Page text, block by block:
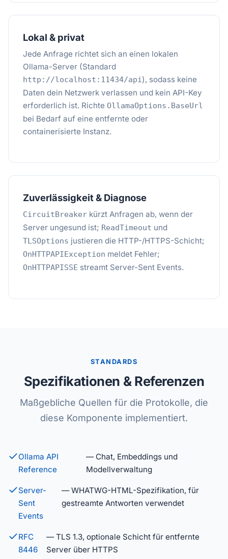
Lokal & privat
Jede Anfrage richtet sich an einen lokalen
Ollama-Server (Standard
http://localhost:11434/api), sodass keine
Daten dein Netzwerk verlassen und kein API-Key
erforderlich ist. Richte OllamaOptions.BaseUrl
bei Bedarf auf eine entfernte oder
containerisierte Instanz.
Zuverlässigkeit & Diagnose
CircuitBreaker kürzt Anfragen ab, wenn der
Server ungesund ist; ReadTimeout und
TLSOptions justieren die HTTP-/HTTPS-Schicht;
OnHTTPAPIException meldet Fehler;
OnHTTPAPISSE streamt Server-Sent Events.
STANDARDS
Spezifikationen & Referenzen
Maßgebliche Quellen für die Protokolle, die
diese Komponente implementiert.
Ollama API
Reference
— Chat, Embeddings und
Modellverwaltung
Server-
Sent
Events
— WHATWG-HTML-Spezifikation, für
gestreamte Antworten verwendet
RFC
8446
— TLS 1.3, optionale Schicht für entfernte
Server über HTTPS